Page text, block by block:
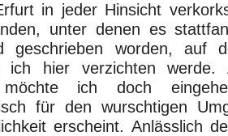
in jeder Hinsicht
unter denen es
geschrieben worden, auf
ich hier verzichten werde.
möchte ich doch
für den wurschtigen
erscheint. Anlässlich